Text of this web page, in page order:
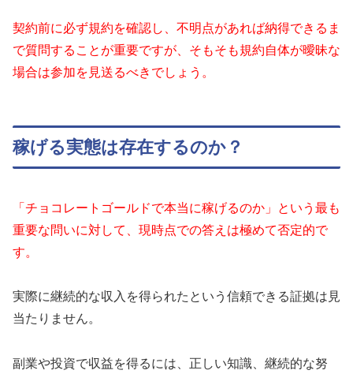
契約前に必ず規約を確認し、不明点があれば納得できるま
で質問することが重要ですが、そもそも規約自体が曖昧な
場合は参加を見送るべきでしょう。
稼げる実態は存在するのか？
「チョコレートゴールドで本当に稼げるのか」という最も
重要な問いに対して、現時点での答えは極めて否定的で
す。
実際に継続的な収入を得られたという信頼できる証拠は見
当たりません。
副業や投資で収益を得るには、正しい知識、継続的な努